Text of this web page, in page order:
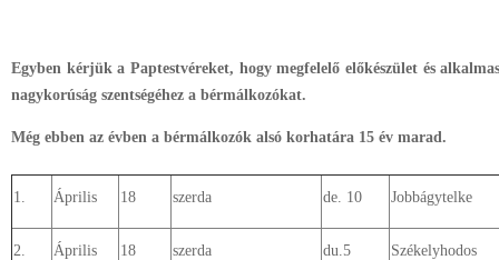
Egyben kérjük a Paptestvéreket, hogy megfelelő előkészület és
nagykorúság szentségéhez a bérmálkozókat.
Még ebben az évben a bérmálkozók alsó korhatára 15 év marad.
1. Április 18 szerda de. 10 Jobbágytelke
2. Április 18 szerda du.5 Székelyhodos